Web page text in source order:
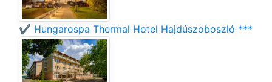
✔️ Hungarospa Thermal Hotel Hajdúszoboszló ***